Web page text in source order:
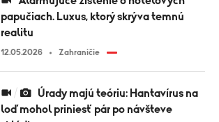
papučiach. Luxus, ktorý skrýva temnú
realitu
12.05.2026 Zahraničie
loď mohol priniesť pár po návšteve